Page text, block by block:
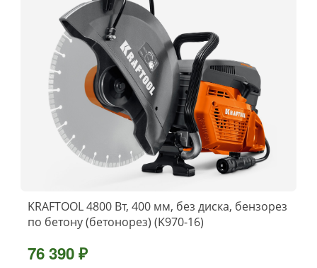
KRAFTOOL 4800 Вт, 400 мм, без диска, бензорез
по бетону (бетонорез) (K970-16)
76 390 ₽